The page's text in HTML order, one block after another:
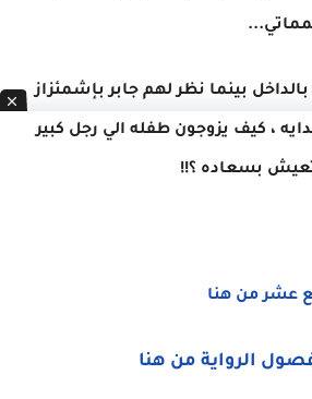
بينما نظر لهم جابر بإشمئزاز
، كيف يزوجون طفله الي رجل كبير
تعيش بسعاده ؟!!
عشر من هنا
الرواية من هنا